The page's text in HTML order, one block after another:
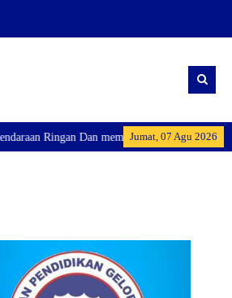
Jumat, 07 Agu 2026
Kelas Industri: Axioo Class Program